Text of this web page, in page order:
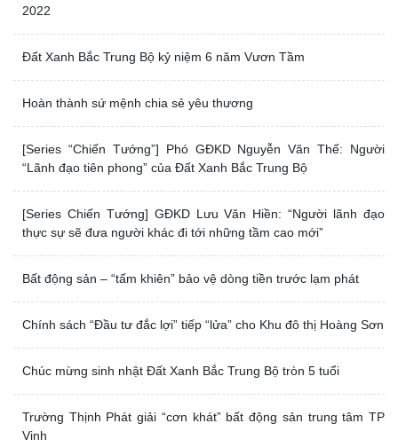
2022
Đất Xanh Bắc Trung Bộ kỷ niệm 6 năm Vươn Tầm
Hoàn thành sứ mệnh chia sẻ yêu thương
[Series “Chiến Tướng”] Phó GĐKD Nguyễn Văn Thế: Người
“Lãnh đạo tiên phong” của Đất Xanh Bắc Trung Bộ
[Series Chiến Tướng] GĐKD Lưu Văn Hiền: “Người lãnh đạo
thực sự sẽ đưa người khác đi tới những tầm cao mới”
Bất động sản – “tấm khiên” bảo vệ dòng tiền trước lạm phát
Chính sách “Đầu tư đắc lợi” tiếp “lửa” cho Khu đô thị Hoàng Sơn
Chúc mừng sinh nhật Đất Xanh Bắc Trung Bộ tròn 5 tuổi
Trường Thịnh Phát giải “cơn khát” bất động sản trung tâm TP
Vinh